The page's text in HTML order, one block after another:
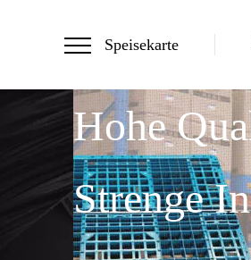
Speisekarte
Hohe
Strenge